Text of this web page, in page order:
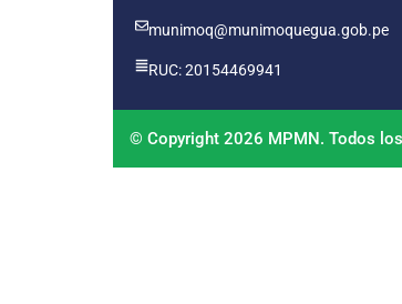
munimoq@munimoquegua.gob.pe
RUC: 20154469941
© Copyright 2026 MPMN. Todos